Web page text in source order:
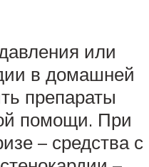
или
в домашней
препараты
помощи. При
– средства с